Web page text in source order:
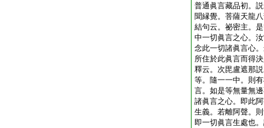
普通眞言藏品初。
聞縁覺。菩薩天龍
結句云。祕密主。
中一切眞言之心。
念此一切諸眞言心
所住於此眞言而得
釋云。次毘盧遮那
等。隨一一中。則
言。如是等無量無
諸眞言之心。即此
生義。若離阿聲。
即一切眞言生處也